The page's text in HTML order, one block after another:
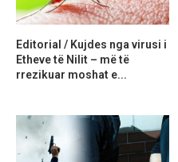
Editorial / Kujdes nga virusi i
Etheve të Nilit – më të
rrezikuar moshat e...